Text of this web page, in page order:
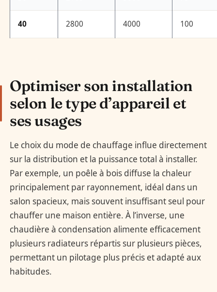
40 2800 4000 100
Optimiser son installation
selon le type d’appareil et
ses usages
Le choix du mode de chauffage influe directement
sur la distribution et la puissance total à installer.
Par exemple, un poêle à bois diffuse la chaleur
principalement par rayonnement, idéal dans un
salon spacieux, mais souvent insuffisant seul pour
chauffer une maison entière. À l’inverse, une
chaudière à condensation alimente efficacement
plusieurs radiateurs répartis sur plusieurs pièces,
permettant un pilotage plus précis et adapté aux
habitudes.